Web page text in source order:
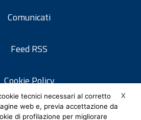
Comunicati
Feed RSS
Cookie Policy
privacy
X
tecnici necessari al corretto
web e, previa accettazione da
di profilazione per migliorare